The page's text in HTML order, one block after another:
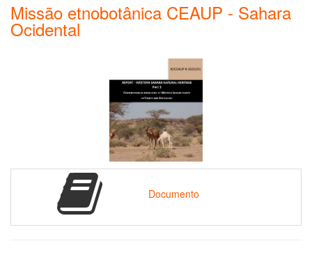
Missão etnobotânica CEAUP - Sahara
Ocidental
Documento